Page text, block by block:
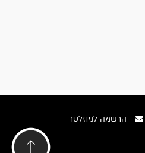
הרשמה לניוזלטר